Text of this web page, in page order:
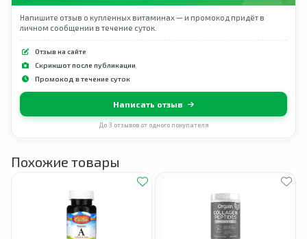
Напишите отзыв о купленных витаминах — и промокод придёт в
личном сообщении в течение суток.
Отзыв на сайте
Скриншот после публикации
Промокод в течение суток
Написать отзыв
До 3 отзывов от одного покупателя
Похожие товары